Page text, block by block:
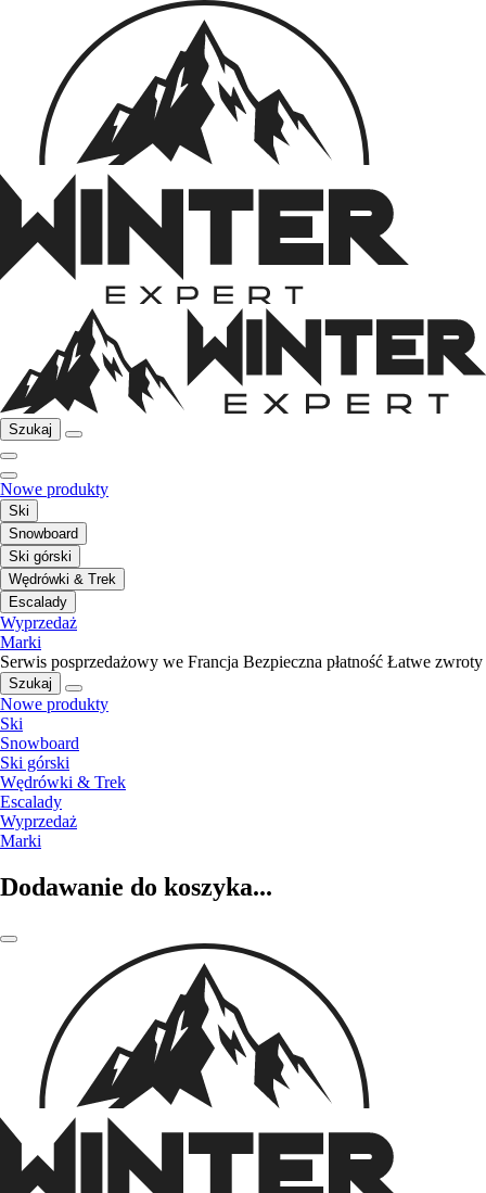
Szukaj
Nowe produkty
Ski
Snowboard
Ski górski
Wędrówki & Trek
Escalady
Wyprzedaż
Marki
Serwis posprzedażowy we Francja Bezpieczna płatność Łatwe zwroty
Szukaj
Nowe produkty
Ski
Snowboard
Ski górski
Wędrówki & Trek
Escalady
Wyprzedaż
Marki
Dodawanie do koszyka...